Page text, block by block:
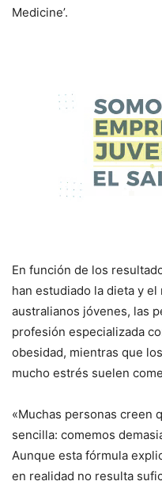
Medicine’.
En función de los
han estudiado la dieta y
australianos jóvenes, las
profesión especializada
obesidad, mientras que
mucho estrés suelen
«Muchas personas creen
sencilla: comemos
Aunque esta fórmula
en realidad no resulta